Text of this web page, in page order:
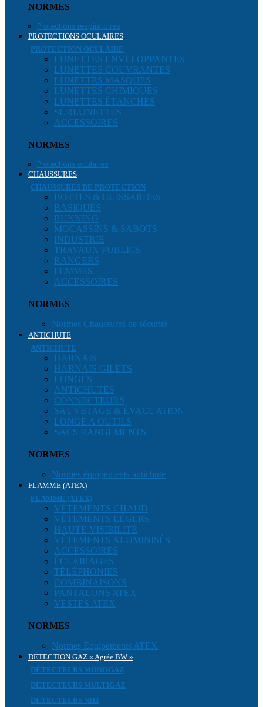
NORMES
Protections respiratoires
PROTECTIONS OCULAIRES
PROTECTION OCULAIRE
LUNETTES ENVELOPPANTES
LUNETTES COUVRANTES
LUNETTES MASQUES
LUNETTES CHIMIQUES
LUNETTES ÉTANCHES
SURLUNETTES
ACCESSOIRES
NORMES
Protections oculaires
CHAUSSURES
CHAUSSURES DE PROTECTION
BOTTES & CUISSARDES
BASIQUES
RUNNING
MOCASSINS & SABOTS
INDUSTRIE
TRAVAUX PUBLICS
RANGERS
FEMMES
ACCESSOIRES
NORMES
Normes Chaussures de sécurité
ANTICHUTE
ANTICHUTE
HARNAIS
HARNAIS GILETS
LONGES
ANTICHUTES
CONNECTEURS
SAUVETAGE & ÉVACUATION
LONGE A OUTILS
SACS RANGEMENTS
NORMES
Normes équipements antichute
FLAMME (ATEX)
FLAMME (ATEX)
VÊTEMENTS CHAUD
VÊTEMENTS LÉGERS
HAUTE VISIBILITÉ
VÊTEMENTS ALUMINISÉS
ACCESSOIRES
ÉCLAIRAGES
TÉLÉPHONIES
COMBINAISONS
PANTALONS ATEX
VESTES ATEX
NORMES
Normes Equipements ATEX
DETECTION GAZ « Agrée BW »
DÉTECTEURS MONOGAZ
DÉTECTEURS MULTIGAZ
DÉTECTEURS NH3